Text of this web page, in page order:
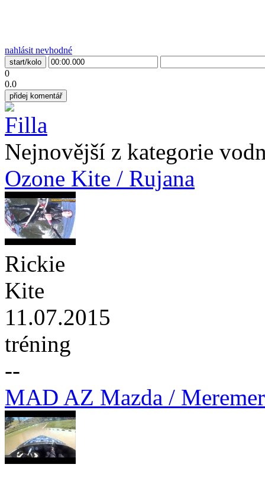
nahlásit nevhodné
0
0.0
přidej komentář
Nejnovější z kategorie
Ozone Kite / Rujana
Rickie
Kite
11.07.2015
tréning
--
MAD AZ Mazda /